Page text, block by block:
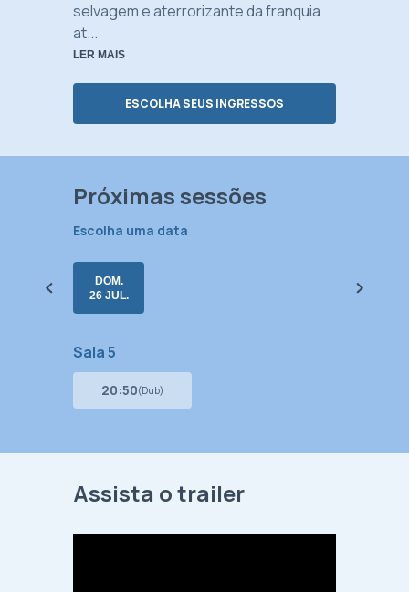
selvagem e aterrorizante da franquia
at...
LER MAIS
ESCOLHA SEUS INGRESSOS
Próximas sessões
DOM.
26 JUL.
Sala 5
20:50(Dub)
Assista o trailer